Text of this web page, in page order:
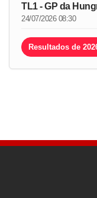
TL1 - GP da
24/07/2026 08:30
Resultados de